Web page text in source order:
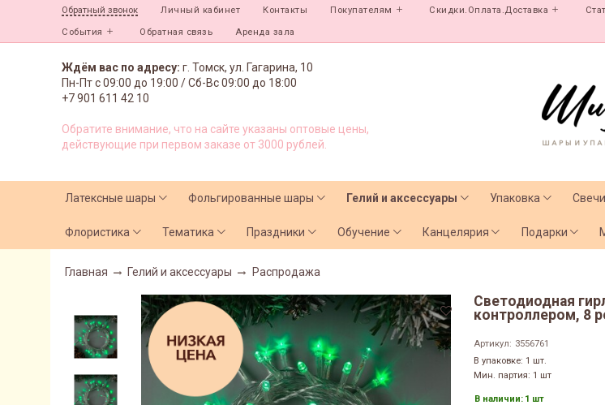
Обратный звонок Личный кабинет Контакты Покупателям Скидки.Оплата.Доставка
События Обратная связь Аренда зала
Ждём вас по адресу: г. Томск, ул. Гагарина, 10
Пн-Пт с09:00 до 19:00 /Сб-Вс 09:00 до 18:00
+7 901 611 42 10
Обратите внимание, что на сайте указаны оптовые цены,
действующие при первом заказе от 3000 рублей.
Латексные шары Фольгированные шары Гелий и аксессуары Упаковка Свечи
Флористика Тематика Праздники Обучение Канцелярия Подарки
Главная Гелий и аксессуары Распродажа
Светодиодная
контроллером, 8
Артикул: 3556761
В упаковке: 1 шт.
Мин. партия: 1 шт
В наличии: 1 шт